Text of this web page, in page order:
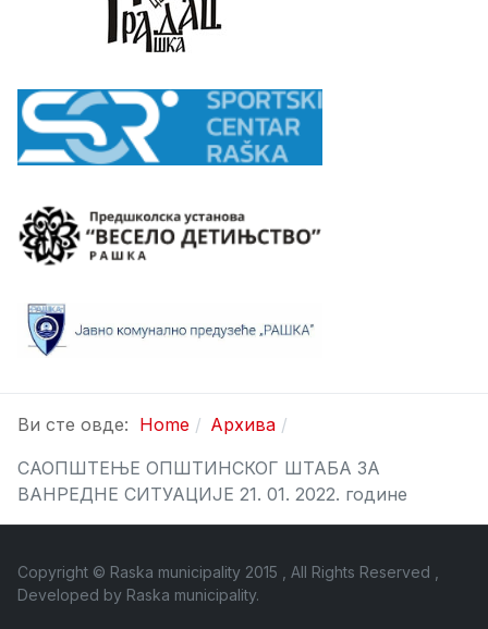
Ви сте овде: Home
Архива
САОПШТЕЊЕ ОПШТИНСКОГ ШТАБА ЗА
ВАНРЕДНЕ СИТУАЦИЈЕ 21. 01. 2022. године
Copyright © Raska municipality 2015 , All Rights Reserved ,
Developed by Raska municipality.